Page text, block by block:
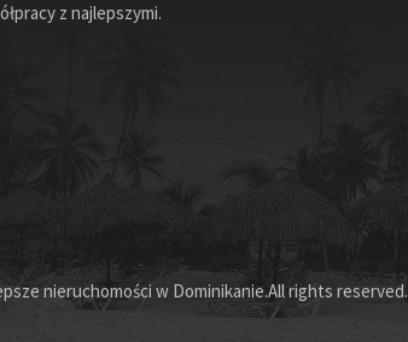
z najlepszymi.
nieruchomości w Dominikanie.All rights reserved.